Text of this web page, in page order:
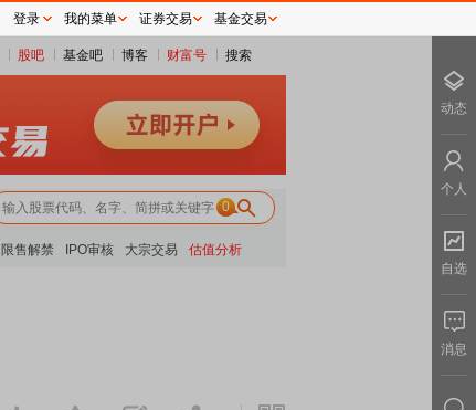
股吧 基金吧 博客 财富号 搜索
0
限售解禁 IPO审核 大宗交易 估值分析
登录 我的菜单 证券交易 基金交易
动态
个人
自选
消息